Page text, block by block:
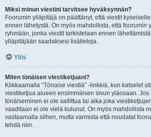
Miksi minun viestini tarvitsee hyväksynnän?
Foorumin ylläpitäjä on päättänyt, että viestit
ennen lähetystä. On myös mahdollista, että foorumin
ryhmään, jonka viestit tarkistetaan ennen
ylläpitäjään saadaksesi lisätietoja.
Ylös
Miten tönäisen viestiketjuani?
Klikkaamalla “Tönaise viestiä” -linkkiä, kun katselet
viestiketjua alueen ensimmäisen sivun yläosaan. Jos
tönäiseminen ei ole sallittua tai aika joka
vaaditaan ei ole vielä kulunut. On myös mahdollista
vastaamalla siihen, mutta varmista että noudatat
tehdä niin.